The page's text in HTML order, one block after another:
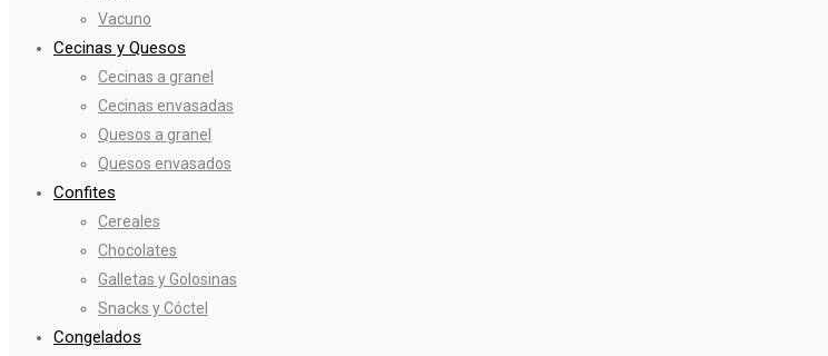
Vacuno
Cecinas y Quesos
Cecinas a granel
Cecinas envasadas
Quesos a granel
Quesos envasados
Confites
Cereales
Chocolates
Galletas y Golosinas
Snacks y Cóctel
Congelados